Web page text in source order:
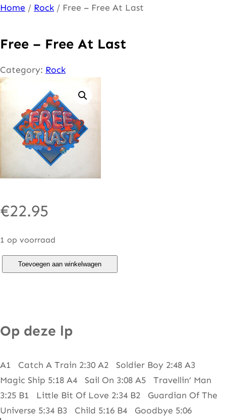
Ga
de
inhoud
Home / Rock / Free – Free At Last
Free – Free At Last
Category: Rock
€22.95
1 op voorraad
F
e
e
A
t
Toevoegen aan winkelwagen
Op deze lp
A1 Catch A Train 2:30 A2 Soldier Boy 2:48 A3
Magic Ship 5:18 A4 Sail On 3:08 A5 Travellin’ Man
3:25 B1 Little Bit Of Love 2:34 B2 Guardian Of The
Universe 5:34 B3 Child 5:16 B4 Goodbye 5:06